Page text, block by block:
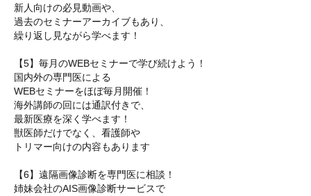
新人向けの必見動画や、
過去のセミナーアーカイブもあり、
繰り返し見ながら学べます！
【5】毎月のWEBセミナーで学び続けよう！
国内外の専門医による
WEBセミナーをほぼ毎月開催！
海外講師の回には通訳付きで、
最新医療を深く学べます！
獣医師だけでなく、看護師や
トリマー向けの内容もあります
【6】遠隔画像診断を専門医に相談！
姉妹会社のAIS画像診断サービスで